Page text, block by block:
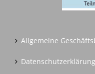
Allgemeine
Datenschutzerklärung